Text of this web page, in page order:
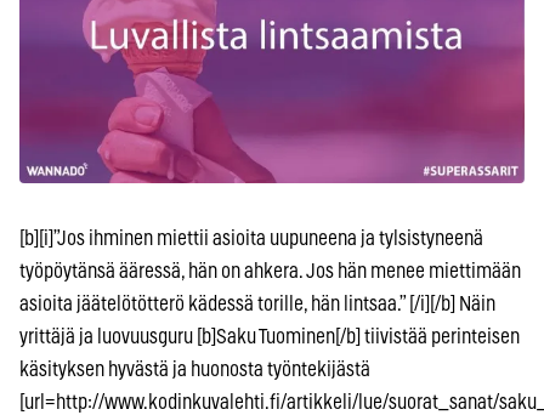
[b][i]”Jos ihminen miettii asioita uupuneena ja tylsistyneenä
työpöytänsä ääressä, hän on ahkera. Jos hän menee miettimään
asioita jäätelötötterö kädessä torille, hän lintsaa.” [/i][/b] Näin
yrittäjä ja luovuusguru [b]Saku Tuominen[/b] tiivistää perinteisen
käsityksen hyvästä ja huonosta työntekijästä
[url=http://www.kodinkuvalehti.fi/artikkeli/lue/suorat_sanat/